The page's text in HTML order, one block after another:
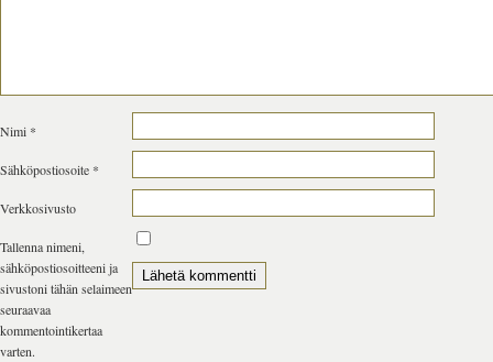
Nimi *
Sähköpostiosoite *
Verkkosivusto
Tallenna nimeni,
sähköpostiosoitteeni ja
sivustoni tähän selaimeen
seuraavaa
kommentointikertaa
varten.